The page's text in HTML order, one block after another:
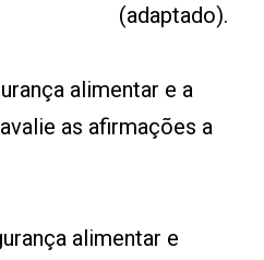
(adaptado).
alimentar e a
as afirmações a
alimentar e